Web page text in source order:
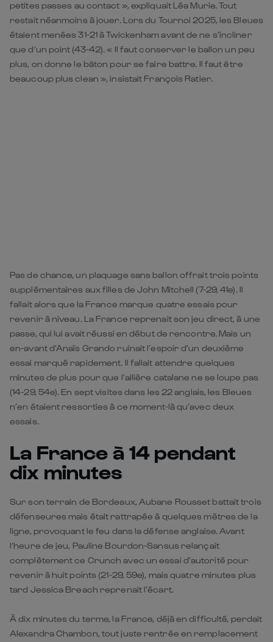
petites passes au contact », expliquait Léa Murie. Tout
restait néanmoins à jouer. Lors du Tournoi 2025, les Bleues
étaient menées 31-21 à Twickenham avant de ne s’incliner
que d’un point (43-42). « Il faut conserver le ballon un peu
plus, on donne le bâton pour se faire battre. Il faut être
beaucoup plus clean », insistait François Ratier.
Pas de chance, un plaquage sans ballon offrait trois points
supplémentaires aux filles de John Mitchell (7-29, 41e). Il
fallait alors que la France marque quatre essais pour
revenir à niveau. La France reprenait son jeu direct, à une
passe, qui lui avait réussi en début de rencontre. Mais un
en-avant d’Anaïs Grando ruinait l’espoir d’un deuxième
essai marqué rapidement. Il fallait attendre quelques
minutes de plus pour que l’ailière catalane ne se loupe pas
(14-29, 54e). En sept visites dans les 22 anglais, les Bleues
n’en étaient ressorties à ce moment-là qu’avec deux
essais.
La France à 14 pendant
dix minutes
Sur son terrain de Bordeaux, Aubane Rousset battait trois
défenseures mais était rattrapée à quelques mètres de la
ligne, provoquant le feu dans la défense anglaise. Avant
l‘heure de jeu, Pauline Bourdon-Sansus relançait
complètement ce Crunch avec un essai d’autorité pour
revenir à huit points (21-29, 59e), mais quatre minutes plus
tard Jessica Breach reprenait l’écart.
À dix minutes du terme, la France, déjà en difficulté, perdait
Alexandra Chambon, tout juste rentrée en remplacement